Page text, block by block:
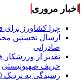
اخبار مروری
چرا کشاورز برای
صادراتی
تقدیر از ورزشکار
حریف صهیونیستی